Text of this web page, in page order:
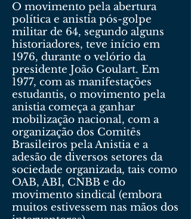
O movimento pela abertura
política e anistia pós-golpe
militar de 64, segundo alguns
historiadores, teve início em
1976, durante o velório da
presidente João Goulart. Em
1977, com as manifestações
estudantis, o movimento pela
anistia começa a ganhar
mobilização nacional, com a
organização dos Comitês
Brasileiros pela Anistia e a
adesão de diversos setores da
sociedade organizada, tais como
OAB, ABI, CNBB e do
movimento sindical (embora
muitos estivessem nas mãos dos